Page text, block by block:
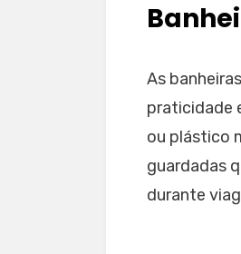
As
praticidade
ou plástico
guardadas
durante